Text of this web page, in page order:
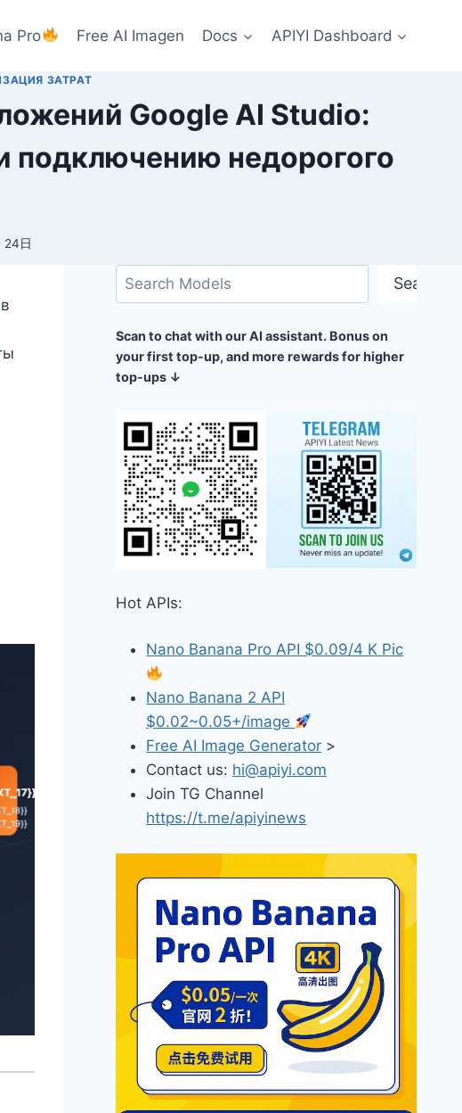
Pro Free AI Imagen Docs APIYI Dashboard
ЗАТРАТ
Google AI Studio:
подключению недорогого
24日
Поиск Search
Scan to chat with our AI assistant. Bonus on
your first top-up, and more rewards for higher
top-ups ↓
Hot APIs:
Nano Banana Pro API $0.09/4 K Pic
Nano Banana 2 API
$0.02~0.05+/image
Free AI Image Generator >
Contact us: hi@apiyi.com
Join TG Channel
https://t.me/apiyinews